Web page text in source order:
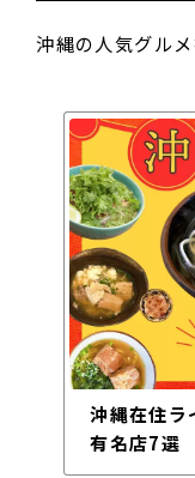
沖縄の人気グル
沖縄在住ラ
有名店7選